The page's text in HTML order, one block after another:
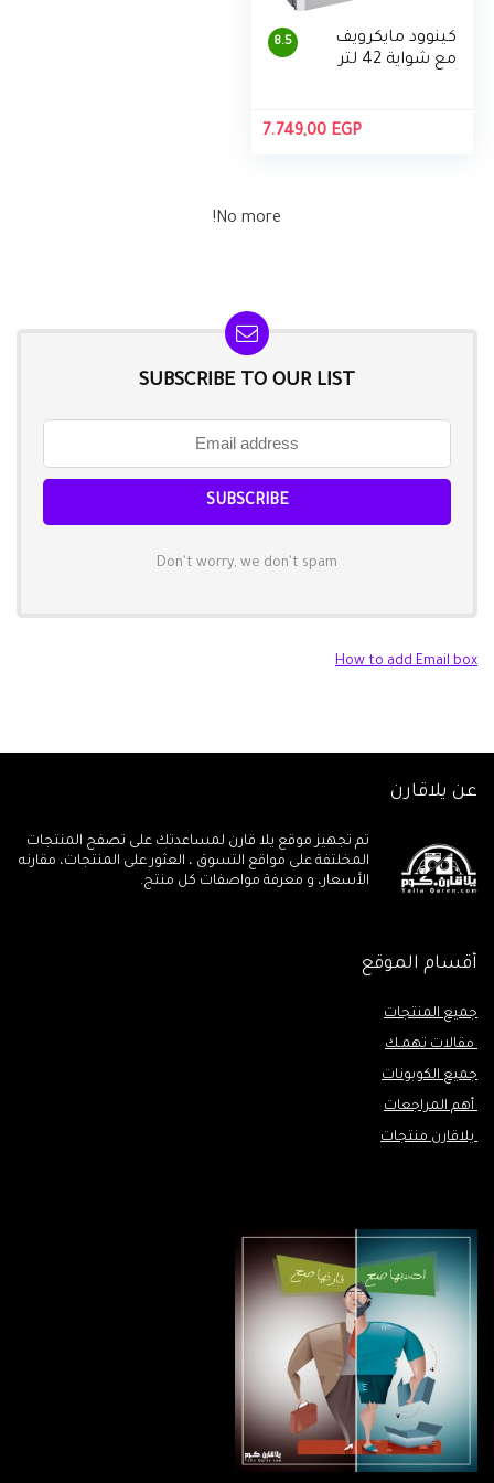
8.5
كينوود مايكرويف
مع شواية 42 لتر
7.749,00 EGP
No more!
SUBSCRIBE TO OUR LIST
Don't worry, we don't spam
How to add Email box
عن يلاقارن
تم تجهيز موقع يلا قارن لمساعدتك على تصفح المنتجات
المخلتفة على مواقع التسوق ، العثور على المنتجات، مقارنه
الأسعار، و معرفة مواصفات كل منتج.
أقسام الموقع
جميع المنتجات
مقالات تهمـك
جميع الكوبونات
أهم المراجعات
يلاقارن منتجات